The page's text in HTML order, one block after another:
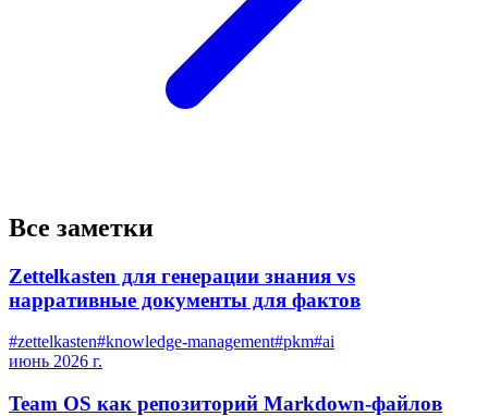
Все заметки
Zettelkasten для генерации знания vs
нарративные документы для фактов
#zettelkasten#knowledge-management#pkm#ai
июнь 2026 г.
Team OS как репозиторий Markdown-файлов